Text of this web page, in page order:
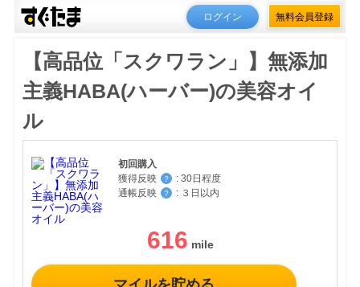
ログイン 無料会員登録
【高品位「スクワラン」】無添加
主義HABA(ハーバー)の美容オイ
ル
初回購入
獲得反映
？ : 30日程度
通帳反映
？ : ３日以内
616